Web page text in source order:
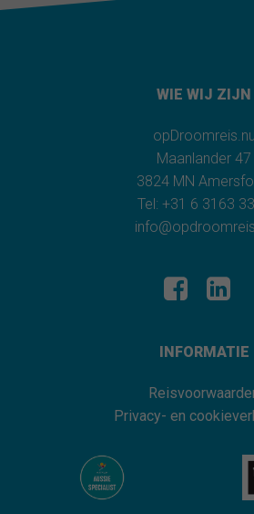
WIE WIJ ZIJN
opDroomreis.nu
Maanlander 47
3824 MN
Tel: +31 6 3163
INFORMATIE
Privacy- en